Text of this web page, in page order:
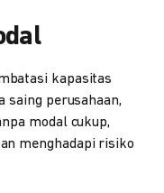
kapasitas
saing perusahaan,
modal cukup,
menghadapi risiko